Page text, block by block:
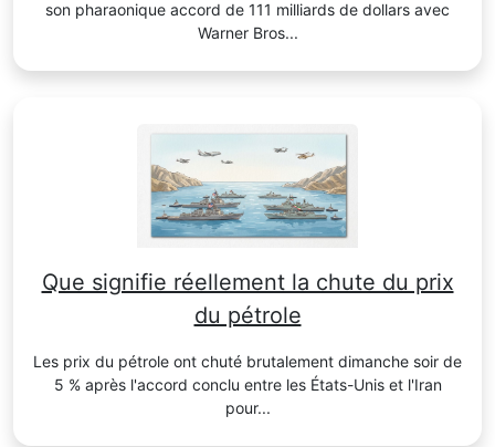
son pharaonique accord de 111 milliards de dollars avec
Warner Bros...
Que signifie réellement la chute du prix
du pétrole
Les prix du pétrole ont chuté brutalement dimanche soir de
5 % après l'accord conclu entre les États-Unis et l'Iran
pour...